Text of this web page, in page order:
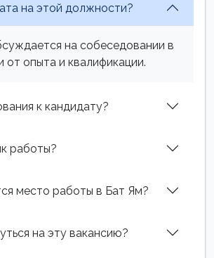
на этой должности?
на собеседовании в
от опыта и квалификации.
к кандидату?
работы?
место работы в Бат Ям?
на эту вакансию?